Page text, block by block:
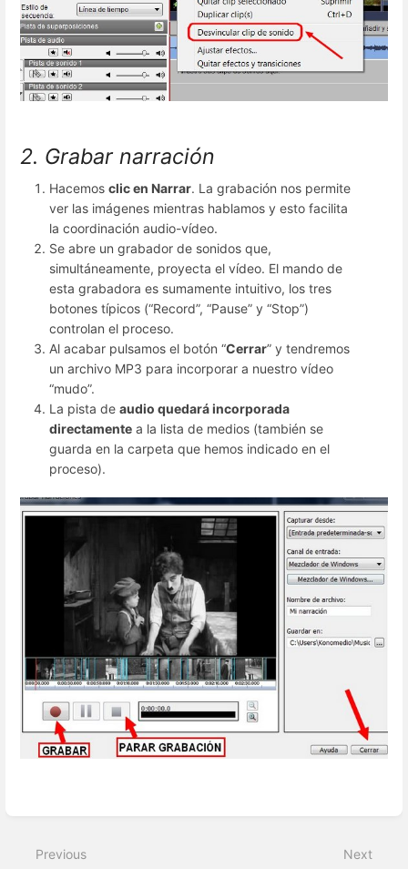
2. Grabar narración
Hacemos clic en Narrar. La grabación nos permite
ver las imágenes mientras hablamos y esto facilita
la coordinación audio-vídeo.
Se abre un grabador de sonidos que,
simultáneamente, proyecta el vídeo. El mando de
esta grabadora es sumamente intuitivo, los tres
botones típicos (“Record”, “Pause” y “Stop”)
controlan el proceso.
Al acabar pulsamos el botón “Cerrar” y tendremos
un archivo MP3 para incorporar a nuestro vídeo
“mudo”.
La pista de audio quedará incorporada
directamente a la lista de medios (también se
guarda en la carpeta que hemos indicado en el
proceso).
mode
Previous Next